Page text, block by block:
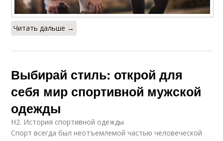
Читать дальше →
Выбирай стиль: открой для
себя мир спортивной мужской
одежды
H2. История спортивной одежды
Спорт всегда был неотъемлемой частью человеческой